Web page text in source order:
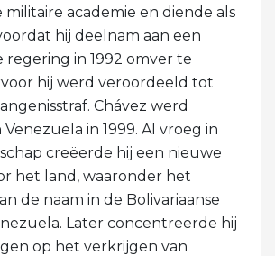
militaire academie en diende als
hij deelnam aan een
regering in 1992 omver te
hij werd veroordeeld tot
Chávez werd
in 1999. Al vroeg in
creëerde hij een nieuwe
het land, waaronder het
de naam in de Bolivariaanse
Later concentreerde hij
op het verkrijgen van